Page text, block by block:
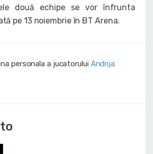
două echipe se vor înfrunta
pe 13 noiembrie în BT Arena.
personala a jucatorului Andrija